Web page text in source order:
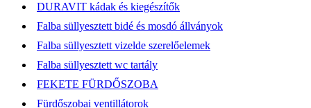
DURAVIT kádak és kiegészítők
Falba süllyesztett bidé és mosdó állványok
Falba süllyesztett vizelde szerelőelemek
Falba süllyesztett wc tartály
FEKETE FÜRDŐSZOBA
Fürdőszobai ventillátorok